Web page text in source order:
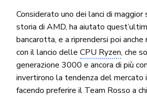
Considerato uno dei lanci di maggior
storia di AMD, ha aiutato
bancarotta, e a riprendersi poi
con il lancio delleCPU Ryzen, che
generazione 3000 e ancora di più
invertirono la tendenza del mercato
facendo preferire il Team Rosso a